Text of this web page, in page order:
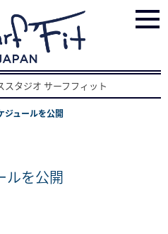
タジオ サーフフィット
ジュールを公開
ルを公開